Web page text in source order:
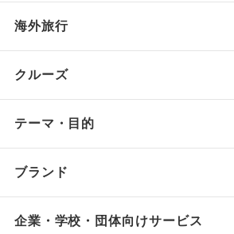
海外旅行
クルーズ
テーマ・目的
ブランド
企業・学校・団体向けサービス